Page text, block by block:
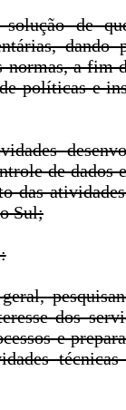
de
dando
normas, a fim
políticas e
de dados
das
Sul;
dos
e